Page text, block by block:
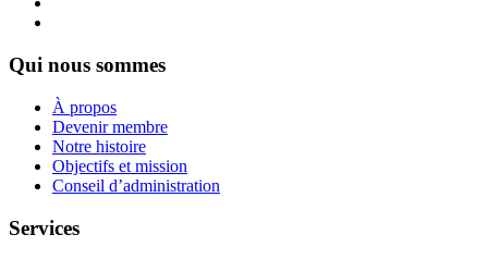
Qui nous sommes
À propos
Devenir membre
Notre histoire
Objectifs et mission
Conseil d’administration
Services